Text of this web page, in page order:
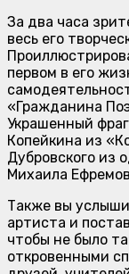
За два часа
весь его
первом в его
«Гражданина
Украшенный
Копейкина из
Дубровского из
Михаила
Также вы
артиста и
чтобы не было
откровенными